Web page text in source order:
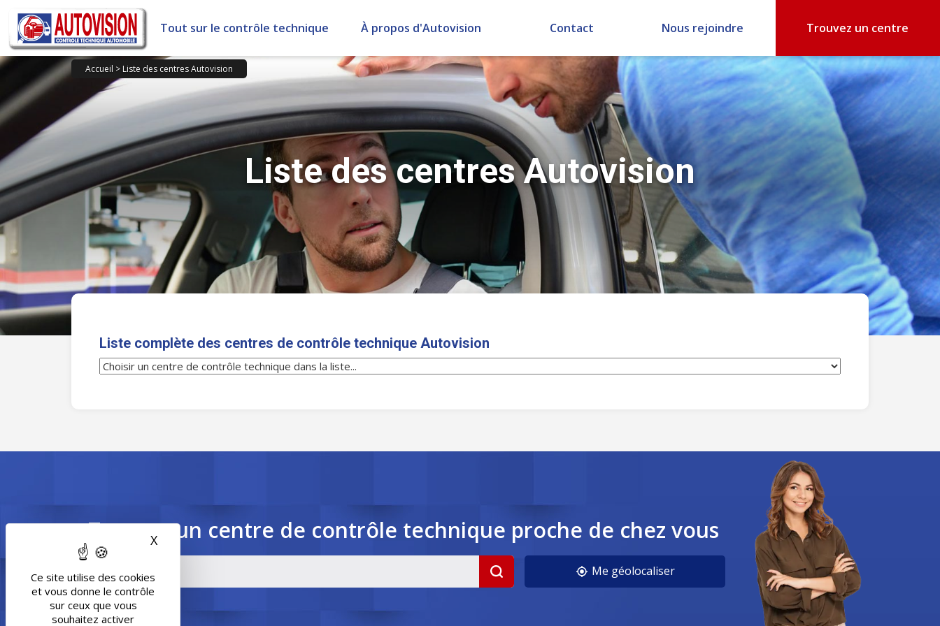
Panneau de gestion des cookies
Ce site utilise des cookies
et vous donne le contrôle
sur ceux que vous
souhaitez activer
X Masquer le bandeau des cookies
Tout sur le contrôle technique À propos d'Autovision Contact Nous rejoindre Trouvez un centre
Accueil > Liste des centres Autovision
Liste des centres Autovision
Liste complète des centres de contrôle technique Autovision
Trouvez un centre de contrôle technique proche de chez vous
Me géolocaliser